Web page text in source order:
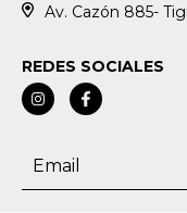
Av. Cazón 885-
REDES SOCIALES